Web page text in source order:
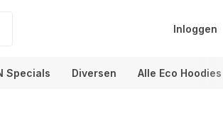
Inloggen
Specials Diversen Alle Eco